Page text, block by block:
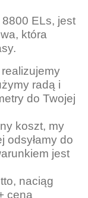
ELs, jest
która
radą i
do Twojej
koszt, my
odsyłamy do
jest
naciąg
cena